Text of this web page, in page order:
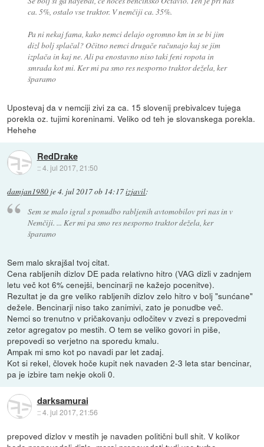
ca. 5%, ostalo vse traktor. V nemčiji ca. 35%.
Pa ni nekaj fama, kako nemci delajo ogromno km in se bi jim
dizl bolj splačal? Očitno nemci drugače računajo kaj se jim
izplača in kaj ne. Ali pa enostavno niso taki feni ropota in
smrada kot mi. Ker mi pa smo res nesporno traktor dežela, ker
šparamo
Upostevaj da v nemciji zivi za ca. 15 slovenij prebivalcev tujega
porekla oz. tujimi koreninami. Veliko od teh je slovanskega porekla.
Hehehe
RedDrake
::4. jul 2017, 21:50
damjan1980 je4. jul 2017 ob 14:17izjavil:
Sem se malo igral s ponudbo rabljenih avtomobilov pri nas in v
Nemčiji. ... Ker mi pa smo res nesporno traktor dežela, ker
šparamo
Sem malo skrajšal tvoj citat.
Cena rabljenih dizlov DE pada relativno hitro (VAG dizli v zadnjem
letu več kot 6% cenejši, bencinarji ne kažejo pocenitve).
Rezultat je da gre veliko rabljenih dizlov zelo hitro v bolj "sunćane"
dežele. Bencinarji niso tako zanimivi, zato je ponudbe več.
Nemci so trenutno v pričakovanju odločitev v zvezi s prepovedmi
zetor agregatov po mestih. O tem se veliko govori in piše,
prepovedi so verjetno na sporedu kmalu.
Ampak mi smo kot po navadi par let zadaj.
Kot si rekel, človek hoče kupit nek navaden 2-3 leta star bencinar,
pa je izbire tam nekje okoli 0.
darksamurai
::4. jul 2017, 21:56
prepoved dizlov v mestih je navaden politični bull shit. V kolikor